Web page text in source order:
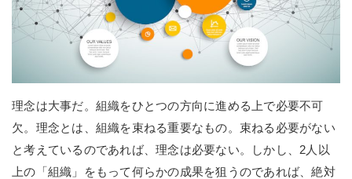
理念は大事だ。組織をひとつの方向に進める上で必要不可
欠。理念とは、組織を束ねる重要なもの。束ねる必要がない
と考えているのであれば、理念は必要ない。しかし、2人以
上の「組織」をもって何らかの成果を狙うのであれば、絶対